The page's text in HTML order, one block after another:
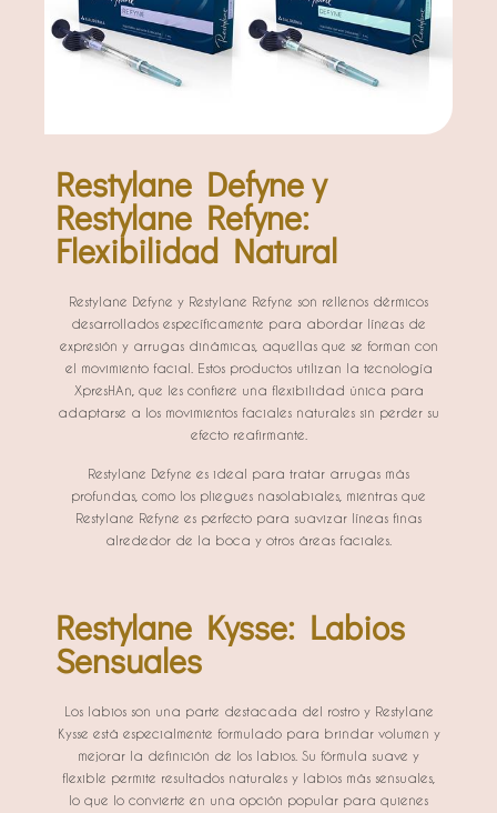
Restylane Defyne y
Restylane Refyne:
Flexibilidad Natural
Restylane Defyne y Restylane Refyne son rellenos dérmicos
desarrollados específicamente para abordar líneas de
expresión y arrugas dinámicas, aquellas que se forman con
el movimiento facial. Estos productos utilizan la tecnología
XpresHAn, que les confiere una flexibilidad única para
adaptarse a los movimientos faciales naturales sin perder su
efecto reafirmante.
Restylane Defyne es ideal para tratar arrugas más
profundas, como los pliegues nasolabiales, mientras que
Restylane Refyne es perfecto para suavizar líneas finas
alrededor de la boca y otros áreas faciales.
Restylane Kysse: Labios
Sensuales
Los labios son una parte destacada del rostro y Restylane
Kysse está especialmente formulado para brindar volumen y
mejorar la definición de los labios. Su fórmula suave y
flexible permite resultados naturales y labios más sensuales,
lo que lo convierte en una opción popular para quienes